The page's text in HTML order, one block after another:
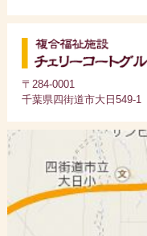
〒284-0001
千葉県四街道市大日549-1